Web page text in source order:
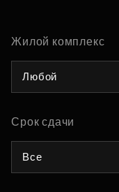
Жилой комплекс
Любой
Срок сдачи
Все